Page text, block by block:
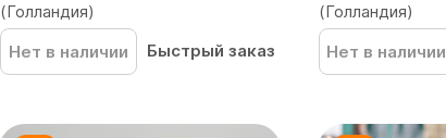
(Голландия)
Нет в наличии
Быстрый заказ
(Голландия)
Нет в наличии